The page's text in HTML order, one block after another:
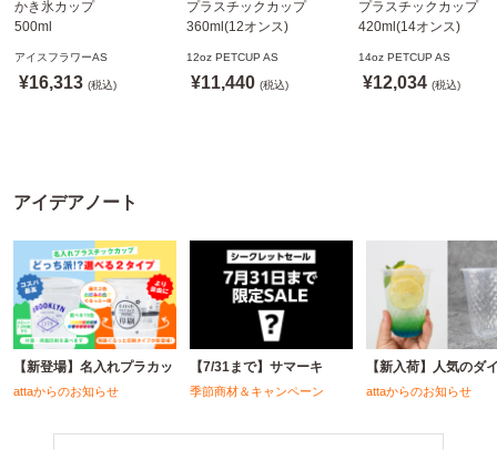
かき氷カップ
500ml
※北海道・沖縄・離島 送
料別途
アイスフラワーAS
¥16,313 (税込)
プラスチックカップ
360ml(12オンス)
※沖縄・離島 配送料別途
12oz PETCUP AS
¥11,440 (税込)
プラスチックカップ
420ml(14オンス)
※沖縄・離島 配送料
14oz PETCUP AS
¥12,034 (税込)
アイデアノート
【新登場】名入れプラカッ
attaからのお知らせ
【7/31まで】サマーキ
季節商材＆キャンペーン
【新入荷】人気のダ
attaからのお知らせ